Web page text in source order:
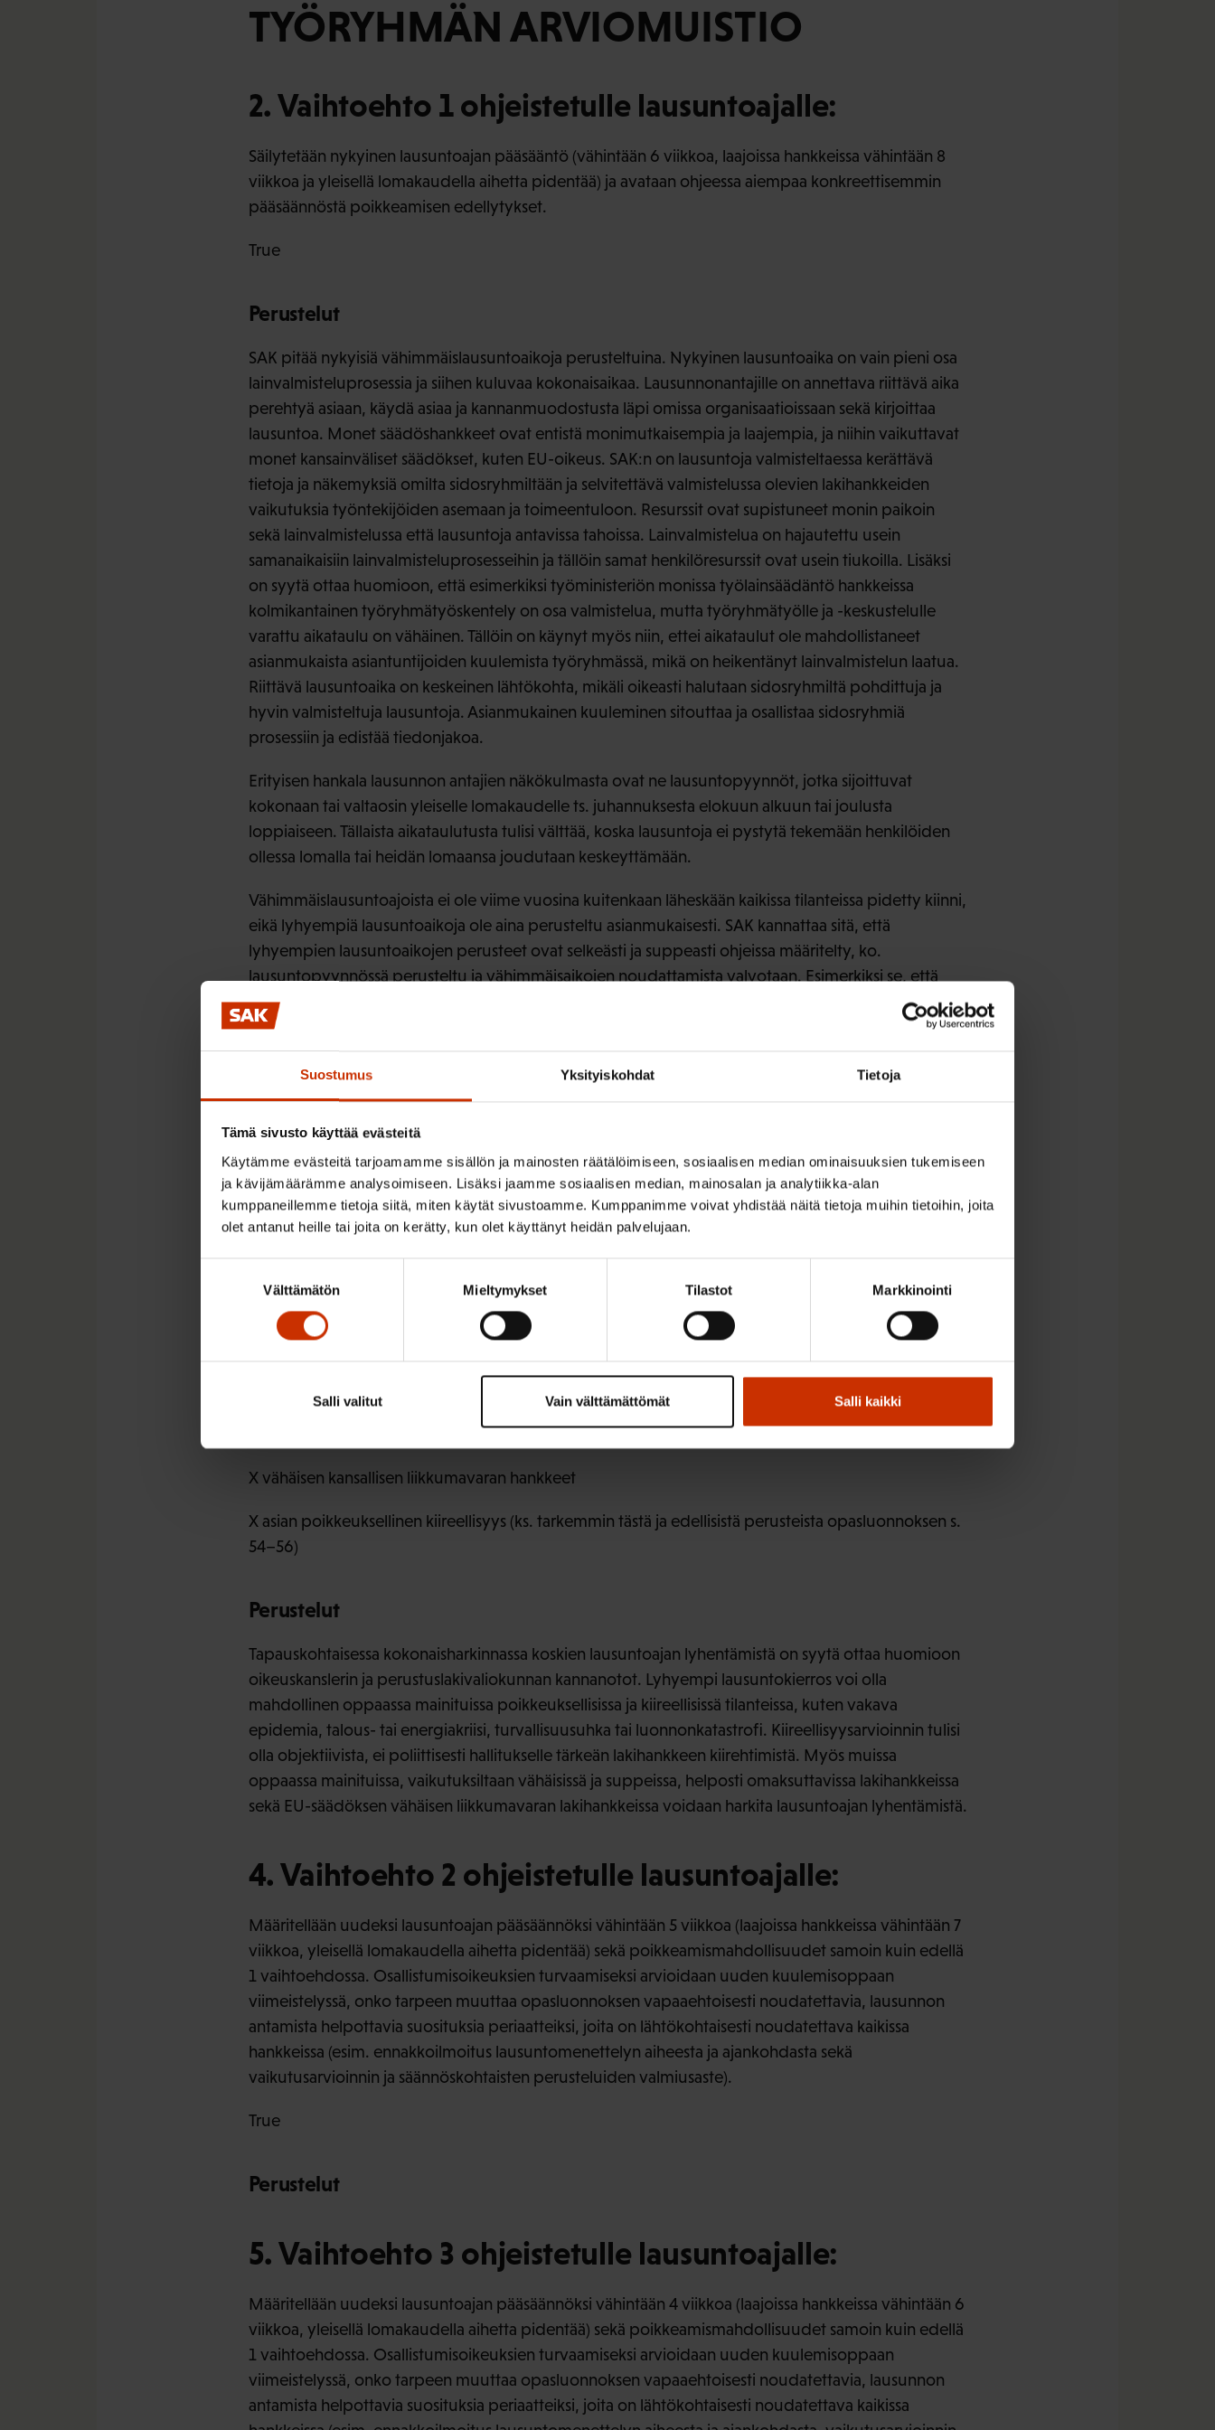
Suostumus Yksityiskohdat Tietoja
Tämä sivusto käyttää evästeitä
Käytämme evästeitä tarjoamamme sisällön ja mainosten räätälöimiseen, sosiaalisen median ominaisuuksien tukemiseen
ja kävijämäärämme analysoimiseen. Lisäksi jaamme sosiaalisen median, mainosalan ja analytiikka-alan
kumppaneillemme tietoja siitä, miten käytät sivustoamme. Kumppanimme voivat yhdistää näitä tietoja muihin tietoihin, joita
olet antanut heille tai joita on kerätty, kun olet käyttänyt heidän palvelujaan.
Välttämätön Mieltymykset Tilastot Markkinointi
Vain välttämättömät
Salli valitut Salli kaikki
TYÖRYHMÄN ARVIOMUISTIO
2. Vaihtoehto 1 ohjeistetulle lausuntoajalle:
Säilytetään nykyinen lausuntoajan pääsääntö (vähintään 6 viikkoa, laajoissa hankkeissa vähintään 8
viikkoa ja yleisellä lomakaudella aihetta pidentää) ja avataan ohjeessa aiempaa konkreettisemmin
pääsäännöstä poikkeamisen edellytykset.
True
Perustelut
SAK pitää nykyisiä vähimmäislausuntoaikoja perusteltuina. Nykyinen lausuntoaika on vain pieni osa
lainvalmisteluprosessia ja siihen kuluvaa kokonaisaikaa. Lausunnonantajille on annettava riittävä aika
perehtyä asiaan, käydä asiaa ja kannanmuodostusta läpi omissa organisaatioissaan sekä kirjoittaa
lausuntoa. Monet säädöshankkeet ovat entistä monimutkaisempia ja laajempia, ja niihin vaikuttavat
monet kansainväliset säädökset, kuten EU-oikeus. SAK:n on lausuntoja valmisteltaessa kerättävä
tietoja ja näkemyksiä omilta sidosryhmiltään ja selvitettävä valmistelussa olevien lakihankkeiden
vaikutuksia työntekijöiden asemaan ja toimeentuloon. Resurssit ovat supistuneet monin paikoin
sekä lainvalmistelussa että lausuntoja antavissa tahoissa. Lainvalmistelua on hajautettu usein
samanaikaisiin lainvalmisteluprosesseihin ja tällöin samat henkilöresurssit ovat usein tiukoilla. Lisäksi
on syytä ottaa huomioon, että esimerkiksi työministeriön monissa työlainsäädäntö hankkeissa
kolmikantainen työryhmätyöskentely on osa valmistelua, mutta työryhmätyölle ja -keskustelulle
varattu aikataulu on vähäinen. Tällöin on käynyt myös niin, ettei aikataulut ole mahdollistaneet
asianmukaista asiantuntijoiden kuulemista työryhmässä, mikä on heikentänyt lainvalmistelun laatua.
Riittävä lausuntoaika on keskeinen lähtökohta, mikäli oikeasti halutaan sidosryhmiltä pohdittuja ja
hyvin valmisteltuja lausuntoja. Asianmukainen kuuleminen sitouttaa ja osallistaa sidosryhmiä
prosessiin ja edistää tiedonjakoa.
Erityisen hankala lausunnon antajien näkökulmasta ovat ne lausuntopyynnöt, jotka sijoittuvat
kokonaan tai valtaosin yleiselle lomakaudelle ts. juhannuksesta elokuun alkuun tai joulusta
loppiaiseen. Tällaista aikataulutusta tulisi välttää, koska lausuntoja ei pystytä tekemään henkilöiden
ollessa lomalla tai heidän lomaansa joudutaan keskeyttämään.
Vähimmäislausuntoajoista ei ole viime vuosina kuitenkaan läheskään kaikissa tilanteissa pidetty kiinni,
eikä lyhyempiä lausuntoaikoja ole aina perusteltu asianmukaisesti. SAK kannattaa sitä, että
lyhyempien lausuntoaikojen perusteet ovat selkeästi ja suppeasti ohjeissa määritelty, ko.
lausuntopyynnössä perusteltu ja vähimmäisaikojen noudattamista valvotaan. Esimerkiksi se, että
ministeriöiden poikkeavat lausuntoajat kootaan ja niiden perusteet julkaistaan vertailukelpoisella
tavalla, olisi yksi askel eteenpäin.
3. Ohjeistetut poikkeamisperusteet:
Pitäisikö pääsääntöisestä lausuntoajasta voida tapauskohtaisen kokonaisharkinnan perusteella
poiketa seuraavilla perusteilla? Valitse kaikki seikat, joiden perusteella lyhyemmän
lausuntokierroksen pitäisi olla mahdollinen.
Perustelut
Valitsemme seuraavat seikat (ohjelma antoi vain valita yhden):
X helposti omaksuttavat hankkeet
X vähäisen kansallisen liikkumavaran hankkeet
X asian poikkeuksellinen kiireellisyys (ks. tarkemmin tästä ja edellisistä perusteista opasluonnoksen s.
54–56)
Perustelut
Tapauskohtaisessa kokonaisharkinnassa koskien lausuntoajan lyhentämistä on syytä ottaa huomioon
oikeuskanslerin ja perustuslakivaliokunnan kannanotot. Lyhyempi lausuntokierros voi olla
mahdollinen oppaassa mainituissa poikkeuksellisissa ja kiireellisissä tilanteissa, kuten vakava
epidemia, talous- tai energiakriisi, turvallisuusuhka tai luonnonkatastrofi. Kiireellisyysarvioinnin tulisi
olla objektiivista, ei poliittisesti hallitukselle tärkeän lakihankkeen kiirehtimistä. Myös muissa
oppaassa mainituissa, vaikutuksiltaan vähäisissä ja suppeissa, helposti omaksuttavissa lakihankkeissa
sekä EU-säädöksen vähäisen liikkumavaran lakihankkeissa voidaan harkita lausuntoajan lyhentämistä.
4. Vaihtoehto 2 ohjeistetulle lausuntoajalle:
Määritellään uudeksi lausuntoajan pääsäännöksi vähintään 5 viikkoa (laajoissa hankkeissa vähintään 7
viikkoa, yleisellä lomakaudella aihetta pidentää) sekä poikkeamismahdollisuudet samoin kuin edellä
1 vaihtoehdossa. Osallistumisoikeuksien turvaamiseksi arvioidaan uuden kuulemisoppaan
viimeistelyssä, onko tarpeen muuttaa opasluonnoksen vapaaehtoisesti noudatettavia, lausunnon
antamista helpottavia suosituksia periaatteiksi, joita on lähtökohtaisesti noudatettava kaikissa
hankkeissa (esim. ennakkoilmoitus lausuntomenettelyn aiheesta ja ajankohdasta sekä
vaikutusarvioinnin ja säännöskohtaisten perusteluiden valmiusaste).
True
Perustelut
5. Vaihtoehto 3 ohjeistetulle lausuntoajalle:
Määritellään uudeksi lausuntoajan pääsäännöksi vähintään 4 viikkoa (laajoissa hankkeissa vähintään 6
viikkoa, yleisellä lomakaudella aihetta pidentää) sekä poikkeamismahdollisuudet samoin kuin edellä
1 vaihtoehdossa. Osallistumisoikeuksien turvaamiseksi arvioidaan uuden kuulemisoppaan
viimeistelyssä, onko tarpeen muuttaa opasluonnoksen vapaaehtoisesti noudatettavia, lausunnon
antamista helpottavia suosituksia periaatteiksi, joita on lähtökohtaisesti noudatettava kaikissa